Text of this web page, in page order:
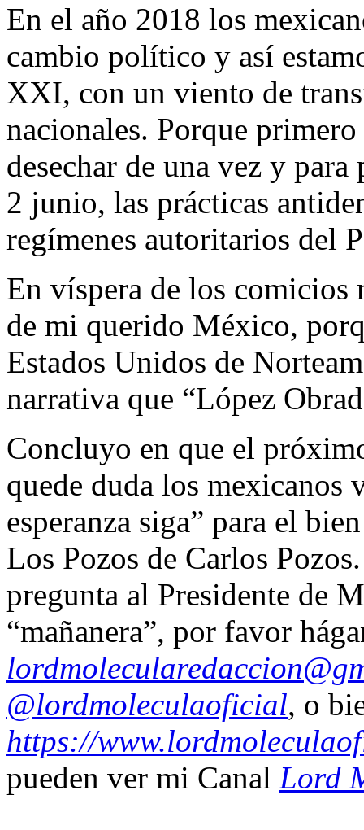
En el año 2018 los
cambio político y así
XXI, con un viento de
nacionales. Porque
desechar de una vez y
2 junio, las prácticas
regímenes autoritarios del
En víspera de los comicios
de mi querido México,
Estados Unidos de
narrativa que “López
Concluyo en que el
quede duda los mexicanos
esperanza siga” para el
Los Pozos de Carlos
pregunta al Presidente de
“mañanera”, por favor
@lordmoleculaoficial, o
https://
pueden ver mi Canal Lord